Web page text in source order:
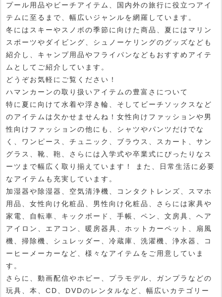
プール用品やビーチアイテム、国内外の旅行に役立つアイ
テムに至るまで、幅広いジャンルを網羅しています。
冬にはスキーやスノボの季節に向けた商品、夏にはマリン
スポーツやダイビング、シュノーケリングのグッズなども
紹介し、キャンプ用品やフライパンなどもおすすめアイテ
ムとしてご紹介しています。
どうぞお気軽にご覧ください！
ハマンカーンの取り扱いアイテムの豊富さについて
特に夏に向けて水着や浮き輪、そしてビーチソックスなど
のアイテムは欠かせませんね！女性向けファッションや男
性向けファッションの他にも、シャツやパンツだけでな
く、ワンピース、チュニック、ブラウス、スカート、サン
グラス、靴、鞄、さらには入学式や卒業式にぴったりなス
ーツまで幅広く取り揃えています！ また、日常生活に必要
なアイテムも充実しています。
加湿器や除湿器、空気清浄機、コンタクトレンズ、スマホ
用品、女性向け化粧品、男性向け化粧品、さらには家具や
家電、自転車、キックボード、手帳、ペン、文房具、ヘア
アイロン、エアコン、暖房器具、ホットカーペット、扇風
機、掃除機、シュレッダー、冷蔵庫、洗濯機、浄水器、コ
ーヒーメーカーなど、様々なアイテムをご用意していま
す。
さらに、動画配信やホビー、プラモデル、ガンプラなどの
玩具、本、CD、DVDのレンタルなど、幅広いカテゴリー